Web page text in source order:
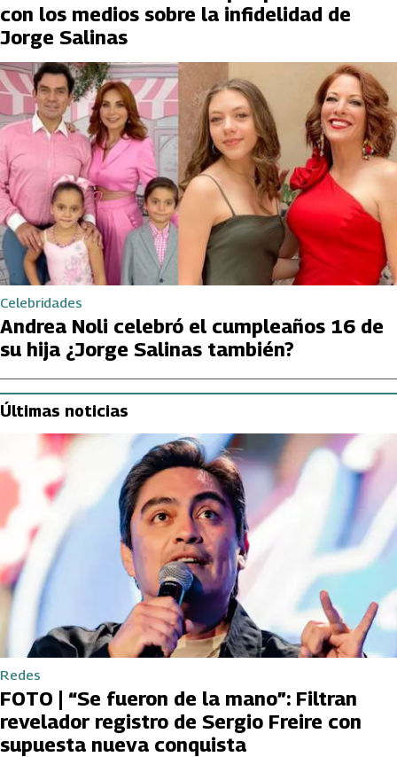
con los medios sobre la infidelidad de
Jorge Salinas
Celebridades
Andrea Noli celebró el cumpleaños 16 de
su hija ¿Jorge Salinas también?
Últimas noticias
Redes
FOTO | “Se fueron de la mano”: Filtran
revelador registro de Sergio Freire con
supuesta nueva conquista